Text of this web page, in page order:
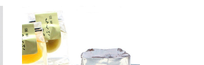
施設からのお知らせ
スタッフ募集